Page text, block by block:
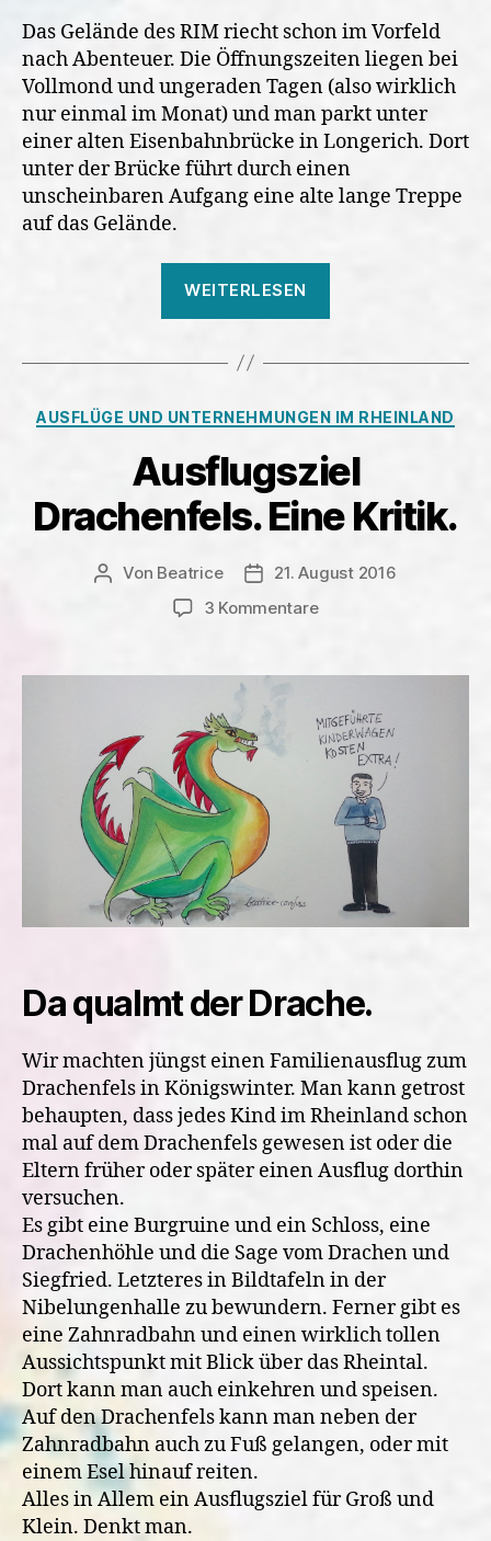
Das Gelände des RIM riecht schon im Vorfeld
nach Abenteuer. Die Öffnungszeiten liegen bei
Vollmond und ungeraden Tagen (also wirklich
nur einmal im Monat) und man parkt unter
einer alten Eisenbahnbrücke in Longerich. Dort
unter der Brücke führt durch einen
unscheinbaren Aufgang eine alte lange Treppe
auf das Gelände.
WEITERLESEN
Rheinische
Kategorien
AUSFLÜGE UND UNTERNEHMUNGEN IM RHEINLAND
Ausflugsziel
Drachenfels. Eine Kritik.
Beitragsautor
Von Beatrice Veröffentlichungsdatum
21. August 2016
3 Kommentarezu
Eine
Da qualmt der Drache.
Wir machten jüngst einen Familienausflug zum
Drachenfels in Königswinter. Man kann getrost
behaupten, dass jedes Kind im Rheinland schon
mal auf dem Drachenfels gewesen ist oder die
Eltern früher oder später einen Ausflug dorthin
versuchen.
Es gibt eine Burgruine und ein Schloss, eine
Drachenhöhle und die Sage vom Drachen und
Siegfried. Letzteres in Bildtafeln in der
Nibelungenhalle zu bewundern. Ferner gibt es
eine Zahnradbahn und einen wirklich tollen
Aussichtspunkt mit Blick über das Rheintal.
Dort kann man auch einkehren und speisen.
Auf den Drachenfels kann man neben der
Zahnradbahn auch zu Fuß gelangen, oder mit
einem Esel hinauf reiten.
Alles in Allem ein Ausflugsziel für Groß und
Klein. Denkt man.